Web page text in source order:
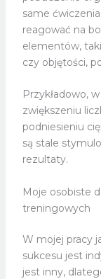
same
reagować na
elementów,
czy objętości,
Przykładowo,
zwiększeniu
podniesieniu
są stale
rezultaty.
Moje osobiste
treningowych
W mojej pracy
sukcesu jest
jest inny,